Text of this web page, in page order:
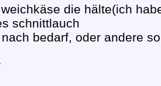
die hälte(ich
schnittlauch
bedarf, oder andere